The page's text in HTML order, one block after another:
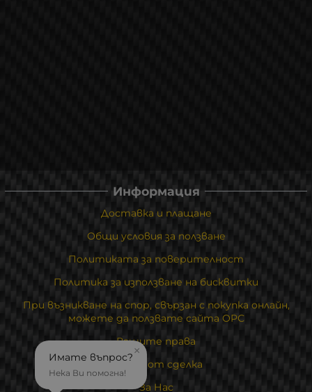
Информация
Доставка и плащане
Общи условия за ползване
Политиката за поверителност
Политика за използване на бисквитки
При възникване на спор, свързан с покупка онлайн,
можете да ползвате сайта ОРС
Вашите права
Отказ от сделка
За Нас
×
Имате въпрос?
Нека Ви помогна!